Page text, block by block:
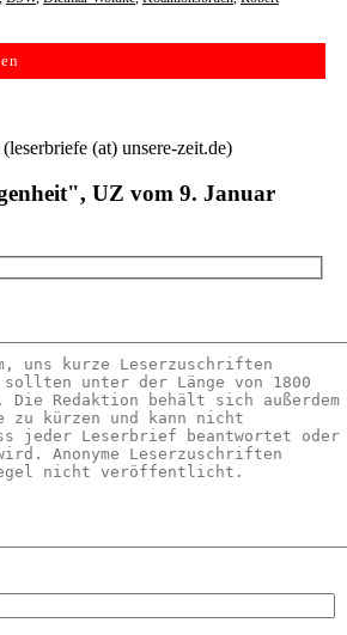
(at) unsere-zeit.de)
UZ vom 9. Januar